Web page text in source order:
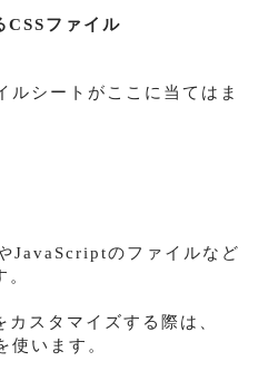
CSSファイル
シートがここに当てはま
JavaScriptのファイルなど
スタマイズする際は、
います。